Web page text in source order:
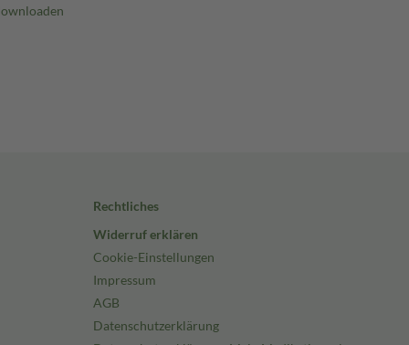
Rechtliches
Widerruf erklären
Cookie-Einstellungen
Impressum
AGB
Datenschutzerklärung